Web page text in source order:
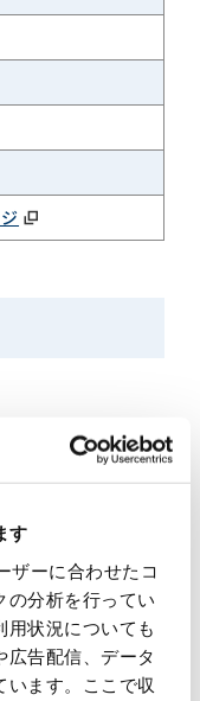
す
ザーに合わせたコ
の分析を行ってい
用状況についても
広告配信、データ
います。ここで収